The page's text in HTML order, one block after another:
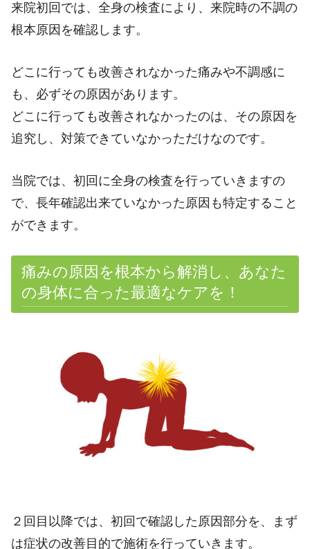
来院初回では、全身の検査により、来院時の不調の
根本原因を確認します。
どこに行っても改善されなかった痛みや不調感に
も、必ずその原因があります。
どこに行っても改善されなかったのは、その原因を
追究し、対策できていなかっただけなのです。
当院では、初回に全身の検査を行っていきますの
で、長年確認出来ていなかった原因も特定すること
ができます。
痛みの原因を根本から解消し、あなた
の身体に合った最適なケアを！
２回目以降では、初回で確認した原因部分を、まず
は症状の改善目的で施術を行っていきます。